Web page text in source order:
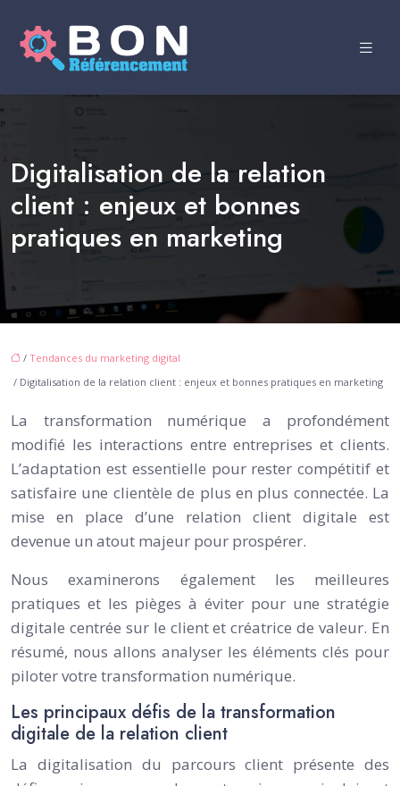
Digitalisation de la relation
client : enjeux et bonnes
pratiques en marketing
/ Tendances du marketing digital
/ Digitalisation de la relation client : enjeux et bonnes pratiques en marketing
La transformation numérique a profondément
modifié les interactions entre entreprises et clients.
L’adaptation est essentielle pour rester compétitif et
satisfaire une clientèle de plus en plus connectée. La
mise en place d’une relation client digitale est
devenue un atout majeur pour prospérer.
Nous examinerons également les meilleures
pratiques et les pièges à éviter pour une stratégie
digitale centrée sur le client et créatrice de valeur. En
résumé, nous allons analyser les éléments clés pour
piloter votre transformation numérique.
Les principaux défis de la transformation
digitale de la relation client
La digitalisation du parcours client présente des